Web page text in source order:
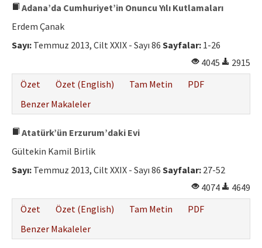
Adana’da Cumhuriyet’in Onuncu Yılı Kutlamaları
Erdem Çanak
Sayı: Temmuz 2013, Cilt XXIX - Sayı 86 Sayfalar: 1-26
4045
2915
Özet
Özet (English) Tam Metin
PDF
Benzer Makaleler
Atatürk’ün Erzurum’daki Evi
Gültekin Kamil Birlik
Sayı: Temmuz 2013, Cilt XXIX - Sayı 86 Sayfalar: 27-52
4074
4649
Özet
Özet (English) Tam Metin
PDF
Benzer Makaleler